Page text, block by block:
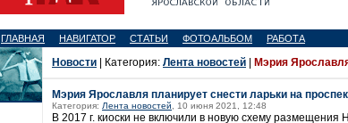
ГЛАВНАЯ НАВИГАТОР СТАТЬИ ФОТОАЛЬБОМ РАБОТА
Новости | Категория: Лента новостей Мэрия
Мэрия Ярославля планирует снести ларьки на
Категория: Лента новостей , 10 июня 2021, 12:48
В 2017 г. киоски не включили в новую схему